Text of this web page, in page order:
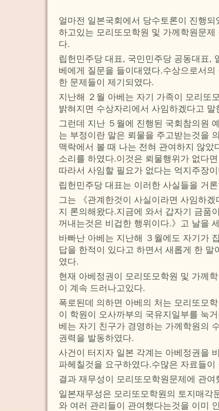
얼마전 일본국회에서 당수토론이 진행
하고있는 모리또모학원 및 가께학원문
다.
립헌민주당 대표, 국민민주당 공동대표,
베에게 질문을 들이대였다.수상으로서
한 문제들이 제기되였다.
지난해 ２월 아베는 자기 가족이 모리또
밝혀지면 수상자리에서 사임하겠다고 말
그런데 지난 ５월에 진행된 국회참의원
는 부정이란 말은 뢰물을 주고받는것을
맥락에서 볼 때 나는 전혀 관여하지 않았
소리를 하였다.이것은 뢰물행위가 없다
따라서 사임할 필요가 없다는 억지주장
립헌민주당 대표는 이러한 사실들을 거
그는 《관계한것이 사실이라면 사임하
지 론의해왔다.지금에 와서 갑자기 금품
꺼내는것은 비겁한 행위이다.》고 날을
바빠난 아베는 지난해 ３월에도 자기가
답을 한적이 있다고 하면서 새롭게 한 말
였다.
현재 아베정권이 모리또모학원 및 가께
이 계속 드러나고있다.
폭로된데 의하면 아베의 처는 모리또모
이 학원이 오사까부의 국유지일부를 눅
베는 자기 친구가 경영하는 가께학원의
권력을 발동하였다.
사건이 터지자 일본 각계는 아베정권을
파헤칠것을 요구하였다.수많은 자료들
결과 재무성이 모리또모학원문제에 관
일본재무성은 모리또모학원의 토지매각
와 여러 관리들이 관여했다는것을 이미